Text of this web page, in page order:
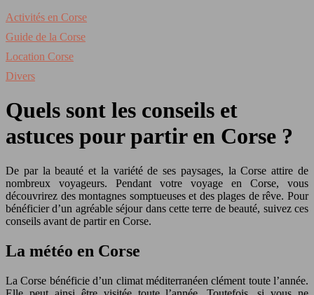
Activités en Corse
Guide de la Corse
Location Corse
Divers
Quels sont les conseils et
astuces pour partir en Corse ?
De par la beauté et la variété de ses paysages, la Corse attire de
nombreux voyageurs. Pendant votre voyage en Corse, vous
découvrirez des montagnes somptueuses et des plages de rêve. Pour
bénéficier d’un agréable séjour dans cette terre de beauté, suivez ces
conseils avant de partir en Corse.
La météo en Corse
La Corse bénéficie d’un climat méditerranéen clément toute l’année.